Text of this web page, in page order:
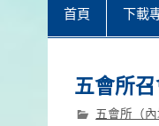
首頁 下載
五會所
五會所（內